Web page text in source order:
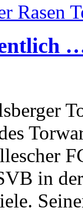
Rasen
in